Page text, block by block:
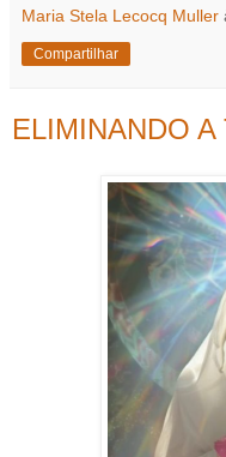
Maria Stela Lecocq Muller
Compartilhar
ELIMINANDO